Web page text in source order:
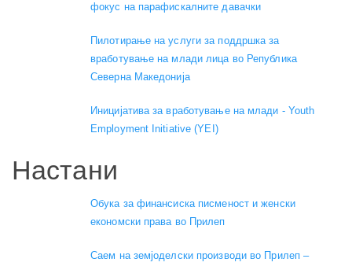
фокус на парафискалните давачки
Пилотирање на услуги за поддршка за
вработување на млади лица во Република
Северна Македонија
Иницијатива за вработување на млади - Youth
Employment Initiative (YEI)
Настани
Обука за финансиска писменост и женски
економски права во Прилеп
Саем на земјоделски производи во Прилеп –